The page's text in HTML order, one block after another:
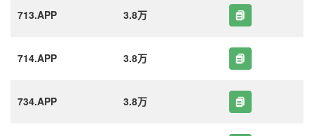
713.APP 3.8万
714.APP 3.8万
734.APP 3.8万